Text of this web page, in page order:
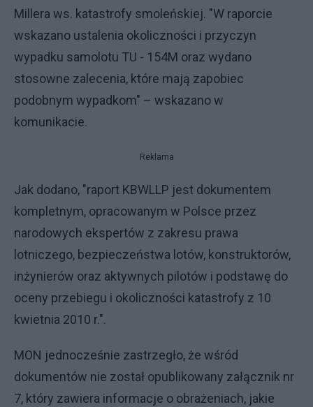
Millera ws. katastrofy smoleńskiej. "W raporcie
wskazano ustalenia okoliczności i przyczyn
wypadku samolotu TU - 154M oraz wydano
stosowne zalecenia, które mają zapobiec
podobnym wypadkom" – wskazano w
komunikacie.
Reklama
Jak dodano, "raport KBWLLP jest dokumentem
kompletnym, opracowanym w Polsce przez
narodowych ekspertów z zakresu prawa
lotniczego, bezpieczeństwa lotów, konstruktorów,
inżynierów oraz aktywnych pilotów i podstawę do
oceny przebiegu i okoliczności katastrofy z 10
kwietnia 2010 r.".
MON jednocześnie zastrzegło, że wśród
dokumentów nie został opublikowany załącznik nr
7, który zawiera informacje o obrażeniach, jakie